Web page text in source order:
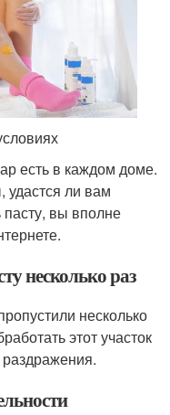
есть в каждом доме.
ли вам
пасту, вы вполне
несколько раз
несколько
этот участок